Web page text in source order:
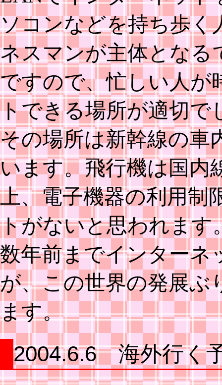
ソコンなどを持ち歩く
ネスマンが主体となる
ですので、忙しい人が
トできる場所が適切で
その場所は新幹線の車
います。飛行機は国内
上、電子機器の利用制
トがないと思われます
数年前までインターネ
が、この世界の発展ぶ
ます。
2004.6.6 海外行く